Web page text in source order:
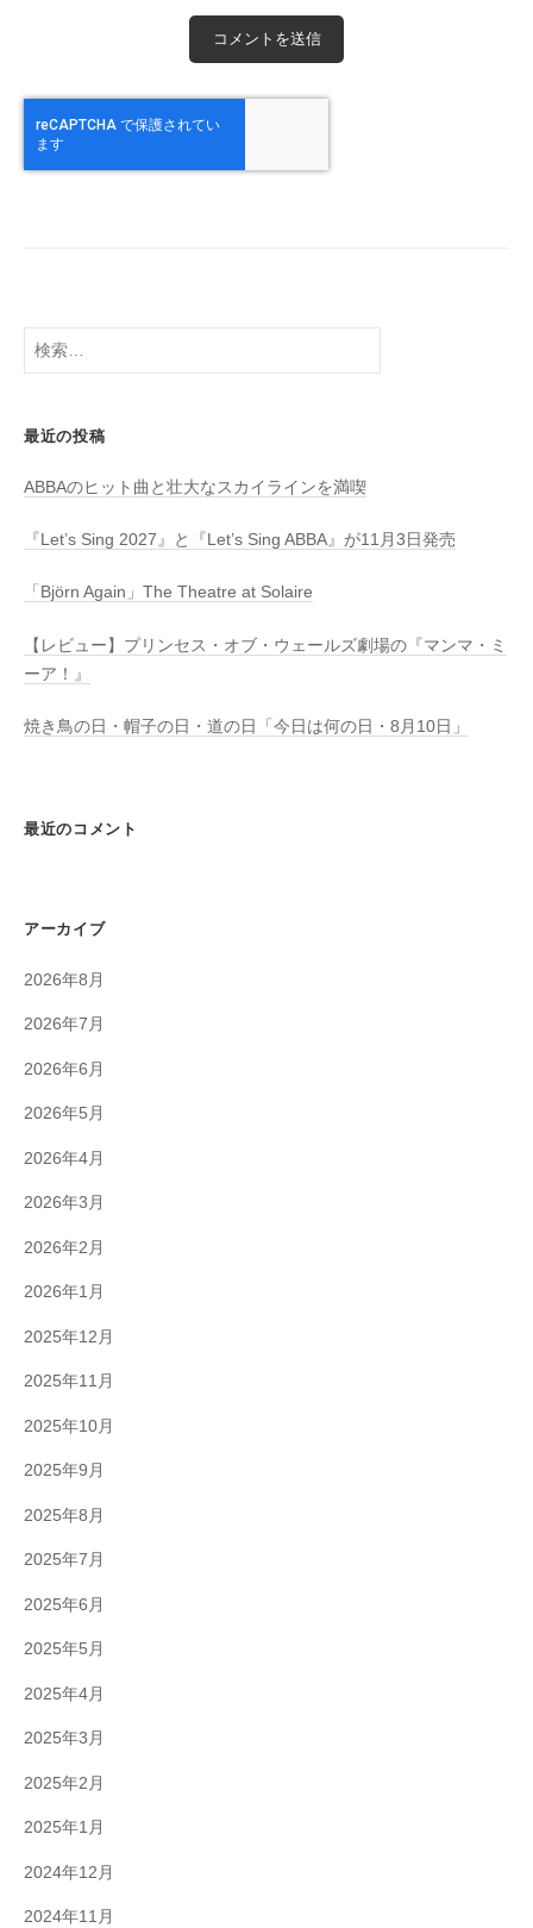
検
最近の投稿
ABBAのヒット曲と壮大なスカイラインを満喫
『Let’s Sing 2027』と『Let’s Sing ABBA』が11月3日発売
「Björn Again」The Theatre at Solaire
【レビュー】プリンセス・オブ・ウェールズ劇場の『マンマ・ミ
ーア！』
焼き鳥の日・帽子の日・道の日「今日は何の日・8月10日」
最近のコメント
アーカイブ
2026年8月
2026年7月
2026年6月
2026年5月
2026年4月
2026年3月
2026年2月
2026年1月
2025年12月
2025年11月
2025年10月
2025年9月
2025年8月
2025年7月
2025年6月
2025年5月
2025年4月
2025年3月
2025年2月
2025年1月
2024年12月
2024年11月